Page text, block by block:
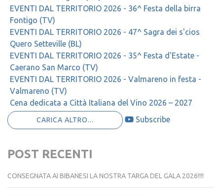
EVENTI DAL TERRITORIO 2026 - 36^ Festa della birra
Fontigo (TV)
EVENTI DAL TERRITORIO 2026 - 47^ Sagra dei s'cios
Quero Setteville (BL)
EVENTI DAL TERRITORIO 2026 - 35^ Festa d'Estate -
Caerano San Marco (TV)
EVENTI DAL TERRITORIO 2026 - Valmareno in festa -
Valmareno (TV)
Cena dedicata a Città Italiana del Vino 2026 – 2027
CARICA ALTRO... Subscribe
POST RECENTI
CONSEGNATA AI BIBANESI LA NOSTRA TARGA DEL GALA 2026!!!!